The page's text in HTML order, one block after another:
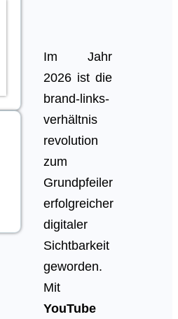
Im Jahr
2026 ist die
brand-links-
verhältnis
revolution
zum
Grundpfeiler
erfolgreicher
digitaler
Sichtbarkeit
geworden.
Mit
YouTube